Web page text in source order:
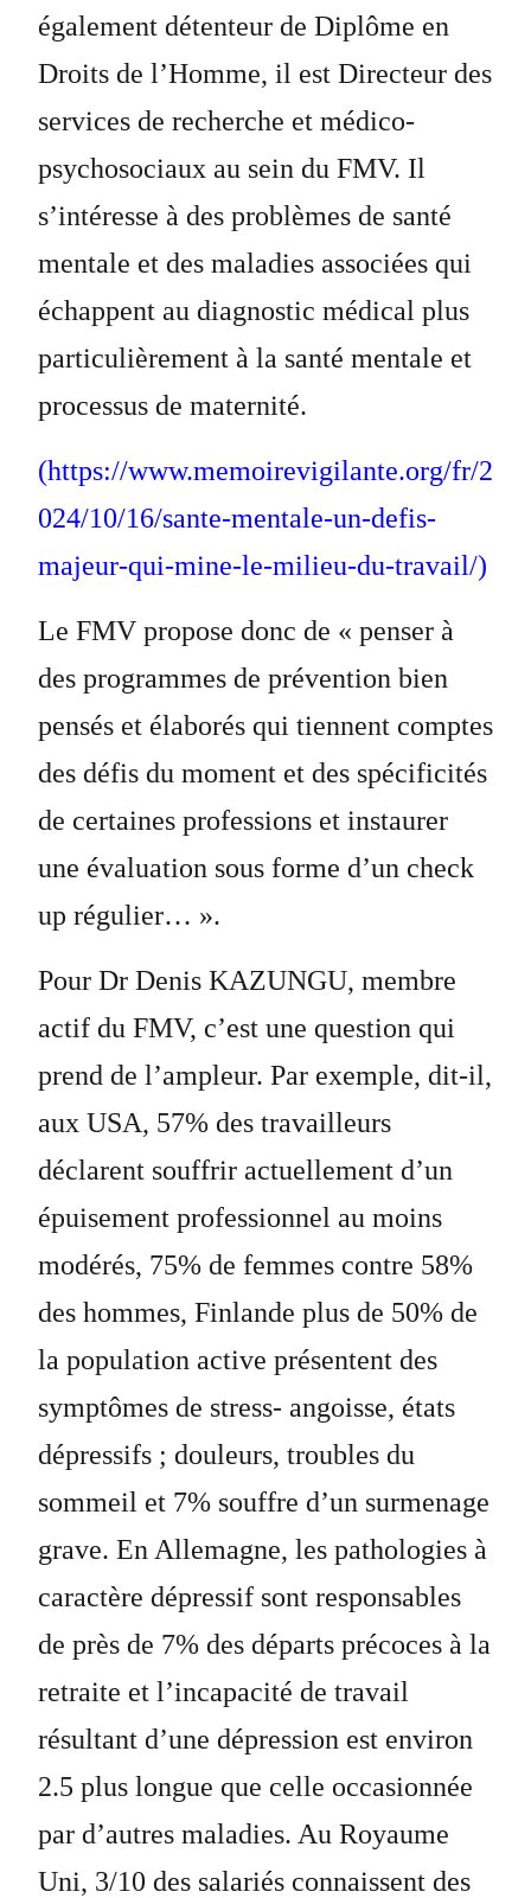
également détenteur de Diplôme en
Droits de l’Homme, il est Directeur des
services de recherche et médico-
psychosociaux au sein du FMV. Il
s’intéresse à des problèmes de santé
mentale et des maladies associées qui
échappent au diagnostic médical plus
particulièrement à la santé mentale et
processus de maternité.
(https://www.memoirevigilante.org/fr/2
024/10/16/sante-mentale-un-defis-
majeur-qui-mine-le-milieu-du-travail/)
Le FMV propose donc de « penser à
des programmes de prévention bien
pensés et élaborés qui tiennent comptes
des défis du moment et des spécificités
de certaines professions et instaurer
une évaluation sous forme d’un check
up régulier… ».
Pour Dr Denis KAZUNGU, membre
actif du FMV, c’est une question qui
prend de l’ampleur. Par exemple, dit-il,
aux USA, 57% des travailleurs
déclarent souffrir actuellement d’un
épuisement professionnel au moins
modérés, 75% de femmes contre 58%
des hommes, Finlande plus de 50% de
la population active présentent des
symptômes de stress- angoisse, états
dépressifs ; douleurs, troubles du
sommeil et 7% souffre d’un surmenage
grave. En Allemagne, les pathologies à
caractère dépressif sont responsables
de près de 7% des départs précoces à la
retraite et l’incapacité de travail
résultant d’une dépression est environ
2.5 plus longue que celle occasionnée
par d’autres maladies. Au Royaume
Uni, 3/10 des salariés connaissent des